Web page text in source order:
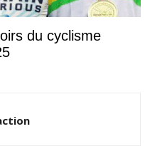
du cyclisme